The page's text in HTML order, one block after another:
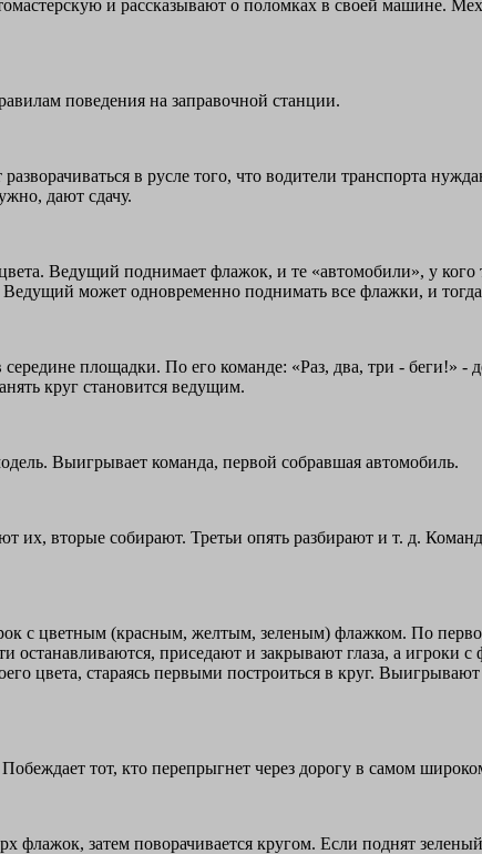
и рассказывают о поломках в своей машине.
поведения на заправочной станции.
в русле того, что водители транспорта
дают сдачу.
Ведущий поднимает флажок, и те «автомобили», у кого
может одновременно поднимать все флажки, и
площадки. По его команде: «Раз, два, три - беги!» -
круг становится ведущим.
Выигрывает команда, первой собравшая автомобиль.
их, вторые собирают. Третьи опять разбирают и т. д.
с цветным (красным, желтым, зеленым) флажком. По
приседают и закрывают глаза, а игроки с
цвета, стараясь первыми построиться в круг.
тот, кто перепрыгнет через дорогу в самом
затем поворачивается кругом. Если поднят